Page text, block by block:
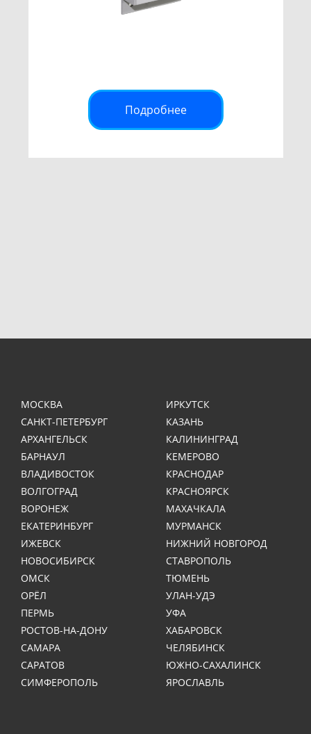
Подробнее
МОСКВА
САНКТ-ПЕТЕРБУРГ
АРХАНГЕЛЬСК
БАРНАУЛ
ВЛАДИВОСТОК
ВОЛГОГРАД
ВОРОНЕЖ
ЕКАТЕРИНБУРГ
ИЖЕВСК
ИРКУТСК
КАЗАНЬ
КАЛИНИНГРАД
КЕМЕРОВО
КРАСНОДАР
КРАСНОЯРСК
МАХАЧКАЛА
МУРМАНСК
НИЖНИЙ НОВГОРОД
НОВОСИБИРСК
ОМСК
ОРЁЛ
ПЕРМЬ
РОСТОВ-НА-ДОНУ
САМАРА
САРАТОВ
СИМФЕРОПОЛЬ
СТАВРОПОЛЬ
ТЮМЕНЬ
УЛАН-УДЭ
УФА
ХАБАРОВСК
ЧЕЛЯБИНСК
ЮЖНО-САХАЛИНСК
ЯРОСЛАВЛЬ